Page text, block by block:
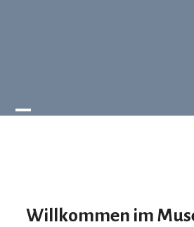
Willkommen im